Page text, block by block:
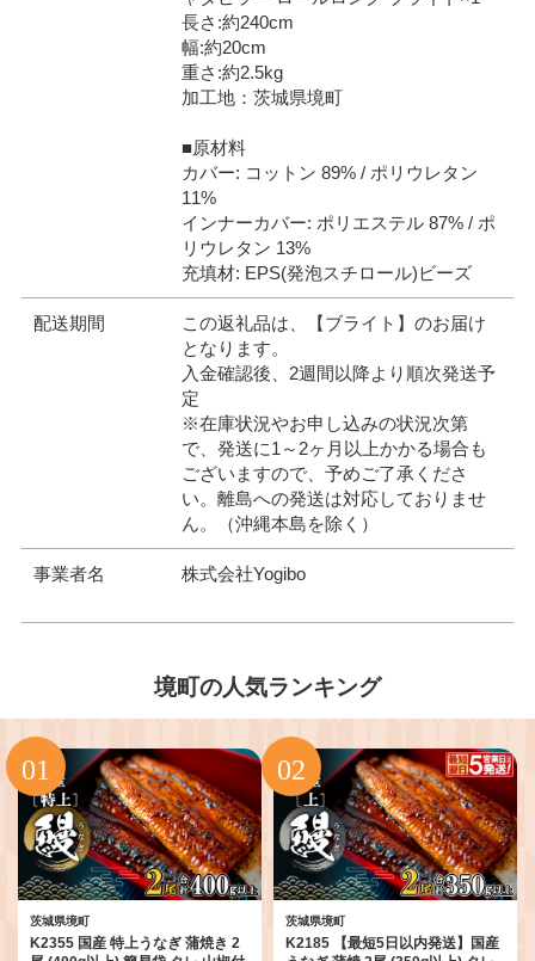
長さ:約240cm
幅:約20cm
重さ:約2.5kg
加工地：茨城県境町
■原材料
カバー: コットン 89% / ポリウレタン
11%
インナーカバー: ポリエステル 87% / ポ
リウレタン 13%
充填材: EPS(発泡スチロール)ビーズ
配送期間
この返礼品は、【ブライト】のお届け
となります。
入金確認後、2週間以降より順次発送予
定
※在庫状況やお申し込みの状況次第
で、発送に1～2ヶ月以上かかる場合も
ございますので、予めご了承くださ
い。離島への発送は対応しておりませ
ん。（沖縄本島を除く）
事業者名 株式会社Yogibo
境町の人気ランキング
茨城県境町
K2355 国産 特上うなぎ 蒲焼き 2
茨城県境町
K2185 【最短5日以内発送】国産